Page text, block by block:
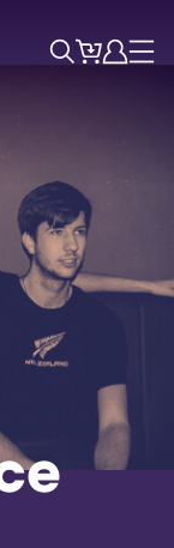
ZoekTicketsAccount
Menu